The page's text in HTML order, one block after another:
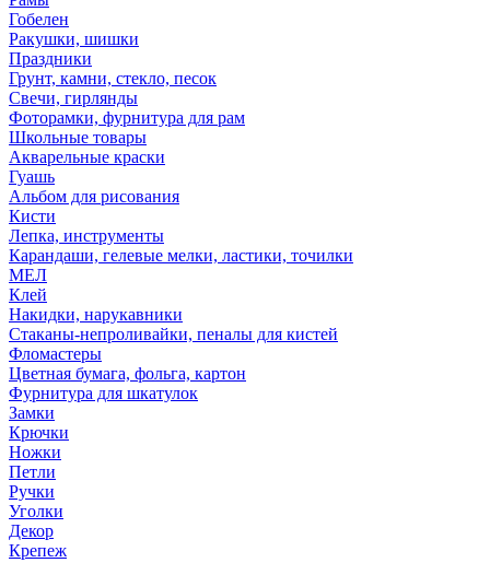
Гобелен
Ракушки, шишки
Праздники
Грунт, камни, стекло, песок
Свечи, гирлянды
Фоторамки, фурнитура для рам
Школьные товары
Акварельные краски
Гуашь
Альбом для рисования
Кисти
Лепка, инструменты
Карандаши, гелевые мелки, ластики, точилки
МЕЛ
Клей
Накидки, нарукавники
Стаканы-непроливайки, пеналы для кистей
Фломастеры
Цветная бумага, фольга, картон
Фурнитура для шкатулок
Замки
Крючки
Ножки
Петли
Ручки
Уголки
Декор
Крепеж